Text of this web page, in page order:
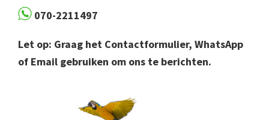
070-2211497
Let op: Graag het Contactformulier, WhatsApp
of Email gebruiken om ons te berichten.